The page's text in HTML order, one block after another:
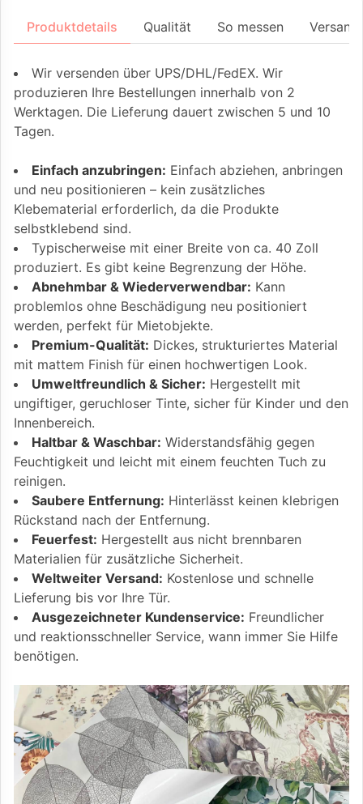
Produktdetails Qualität So messen
Wir versenden über UPS/DHL/FedEX. Wir
produzieren Ihre Bestellungen innerhalb von 2
Werktagen. Die Lieferung dauert zwischen 5 und 10
Tagen.
Einfach anzubringen: Einfach abziehen, anbringen
und neu positionieren – kein zusätzliches
Klebematerial erforderlich, da die Produkte
selbstklebend sind.
Typischerweise mit einer Breite von ca. 40 Zoll
produziert. Es gibt keine Begrenzung der Höhe.
Abnehmbar & Wiederverwendbar: Kann
problemlos ohne Beschädigung neu positioniert
werden, perfekt für Mietobjekte.
Premium-Qualität: Dickes, strukturiertes Material
mit mattem Finish für einen hochwertigen Look.
Umweltfreundlich & Sicher: Hergestellt mit
ungiftiger, geruchloser Tinte, sicher für Kinder und den
Innenbereich.
Haltbar & Waschbar: Widerstandsfähig gegen
Feuchtigkeit und leicht mit einem feuchten Tuch zu
reinigen.
Saubere Entfernung: Hinterlässt keinen klebrigen
Rückstand nach der Entfernung.
Feuerfest: Hergestellt aus nicht brennbaren
Materialien für zusätzliche Sicherheit.
Weltweiter Versand: Kostenlose und schnelle
Lieferung bis vor Ihre Tür.
Ausgezeichneter Kundenservice: Freundlicher
und reaktionsschneller Service, wann immer Sie Hilfe
benötigen.